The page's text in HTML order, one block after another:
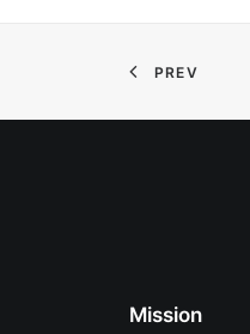
PREV
Mission